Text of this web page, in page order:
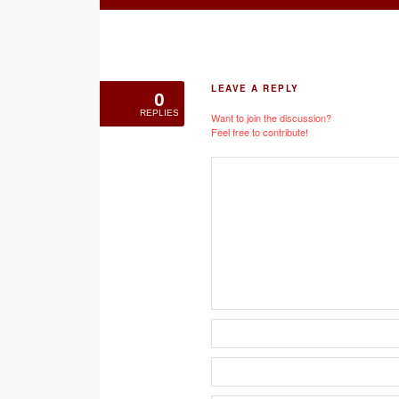
0
REPLIES
LEAVE A REPLY
Want to join the discussion?
Feel free to contribute!